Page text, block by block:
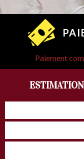
Paiement